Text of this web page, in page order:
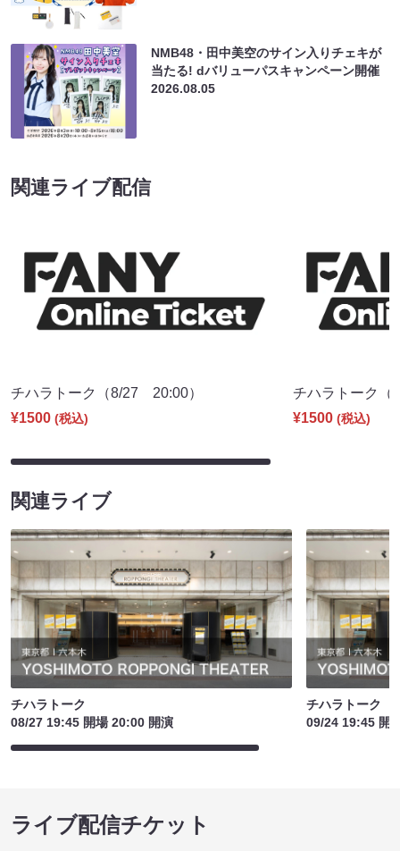
NMB48・田中美空のサイン入りチェキが
当たる! dバリューパスキャンペーン開催
2026.08.05
関連ライブ配信
チハラトーク（8/27 20:00）
¥1500 (税込)
チハラトーク
¥1500 (税込)
関連ライブ
チハラトーク
08/27 19:45 開場 20:00 開演
チハラトーク
09/24 19:45 開
ライブ配信チケット